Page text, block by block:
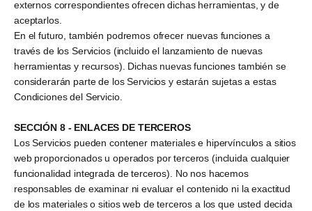
externos correspondientes ofrecen dichas herramientas, y de
aceptarlos.
En el futuro, también podremos ofrecer nuevas funciones a
través de los Servicios (incluido el lanzamiento de nuevas
herramientas y recursos). Dichas nuevas funciones también se
considerarán parte de los Servicios y estarán sujetas a estas
Condiciones del Servicio.
SECCIÓN 8 - ENLACES DE TERCEROS
Los Servicios pueden contener materiales e hipervínculos a sitios
web proporcionados u operados por terceros (incluida cualquier
funcionalidad integrada de terceros). No nos hacemos
responsables de examinar ni evaluar el contenido ni la exactitud
de los materiales o sitios web de terceros a los que usted decida